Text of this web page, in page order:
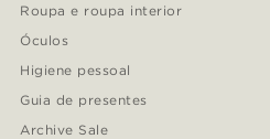
Roupa e roupa interior
Óculos
Higiene pessoal
Guia de presentes
Archive Sale